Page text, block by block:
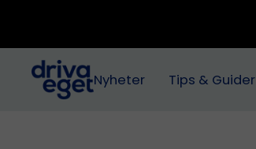
Nyheter Tips & Guider